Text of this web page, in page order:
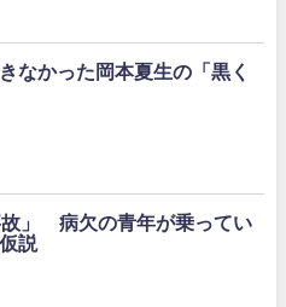
なかった岡本夏生の「黒く
」 病欠の青年が乗ってい
説